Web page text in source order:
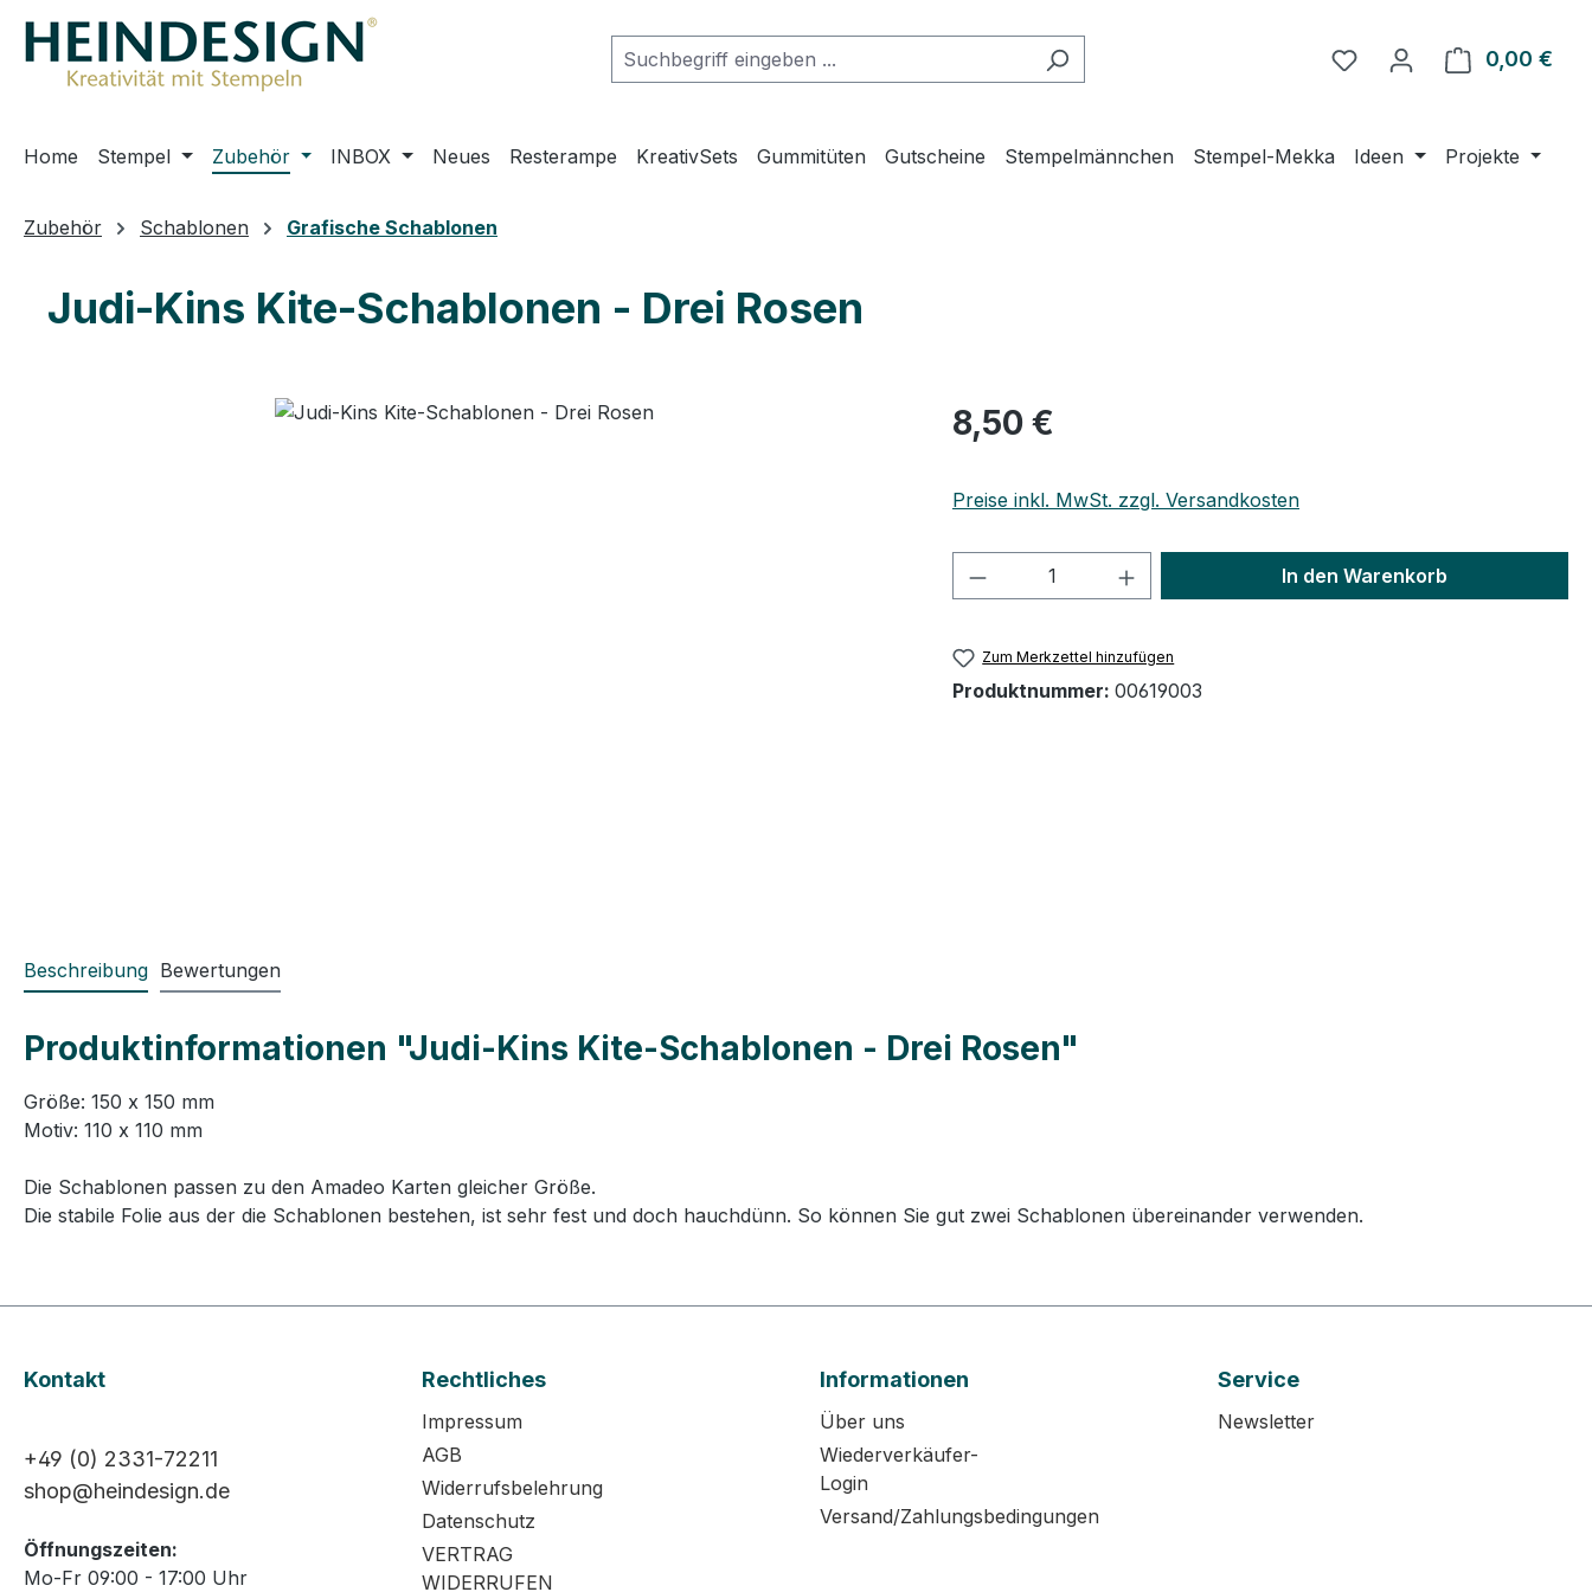
Hauptinhalt springen
Zur Suche springen
Zur Hauptnavigation springen
Du hast 0 Produkte auf
0,00 €
Home Stempel Zubehör INBOX Neues Resterampe KreativSets Gummitüten Gutscheine Stempelmännchen Stempel-Mekka Ideen Projekte
Zubehör Schablonen Grafische Schablonen
Judi-Kins Kite-Schablonen - Drei Rosen
Regulärer Preis:
8,50 €
Preise inkl. MwSt. zzgl. Versandkosten
Produkt Anzahl: Gib den gewünschten Wert
In den Warenkorb
Zum Merkzettel hinzufügen
Produktnummer: 00619003
Beschreibung Bewertungen
Produktinformationen "Judi-Kins Kite-Schablonen - Drei Rosen"
Größe: 150 x 150 mm
Motiv: 110 x 110 mm
Die Schablonen passen zu den Amadeo Karten gleicher Größe.
Die stabile Folie aus der die Schablonen bestehen, ist sehr fest und doch hauchdünn. So können Sie gut zwei Schablonen übereinander verwenden.
Kontakt
+49 (0) 2331-72211
shop@heindesign.de
Öffnungszeiten:
Mo-Fr 09:00 - 17:00 Uhr
Rechtliches
Impressum
AGB
Widerrufsbelehrung
Datenschutz
VERTRAG
WIDERRUFEN
Informationen
Über uns
Wiederverkäufer-
Login
Versand/Zahlungsbedingungen
Service
Newsletter